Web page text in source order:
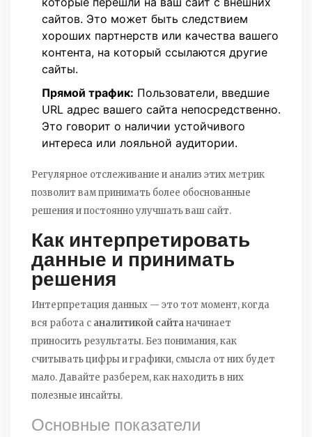
сайтов. Это может быть следствием
хороших партнерств или качества вашего
контента, на который ссылаются другие
сайты.
Прямой трафик: Пользователи, введшие
URL адрес вашего сайта непосредственно.
Это говорит о наличии устойчивого
интереса или лояльной аудитории.
Регулярное отслеживание и анализ этих метрик
позволит вам принимать более обоснованные
решения и постоянно улучшать ваш сайт.
Как интерпретировать
данные и принимать
решения
Интерпретация данных — это тот момент, когда
вся работа с аналитикой сайтаначинает
приносить результаты. Без понимания, как
считывать цифры и графики, смысла от них будет
мало. Давайте разберем, как находить в них
полезные инсайты.
Основные показатели